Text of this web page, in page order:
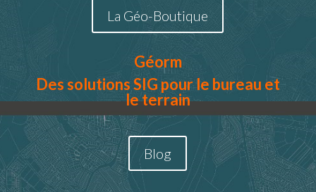
La Géo-Boutique
Géorm
Des solutions SIG pour le bureau et
le terrain
Blog